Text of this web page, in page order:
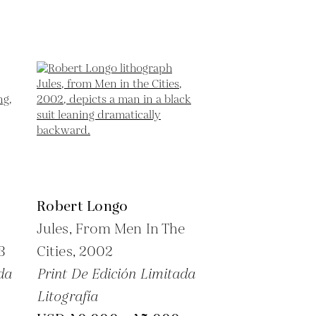
Robert Longo
Jules, From Men In The
Cities, 2002
Print De Edición Limitada
Litografía